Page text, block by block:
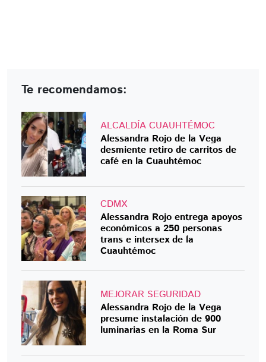
Te recomendamos:
ALCALDÍA CUAUHTÉMOC
Alessandra Rojo de la Vega
desmiente retiro de carritos de
café en la Cuauhtémoc
CDMX
Alessandra Rojo entrega apoyos
económicos a 250 personas
trans e intersex de la
Cuauhtémoc
MEJORAR SEGURIDAD
Alessandra Rojo de la Vega
presume instalación de 900
luminarias en la Roma Sur